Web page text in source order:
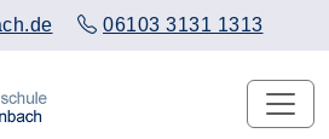
06103 3131 1313